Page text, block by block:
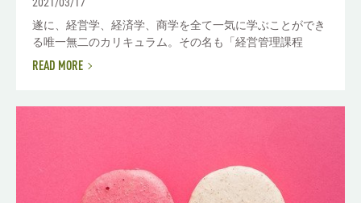
2021/03/17
遂に、経営学、経済学、商学を全て一気に学ぶことができ
る唯一無二のカリキュラム。その名も「経営管理課程
READ MORE